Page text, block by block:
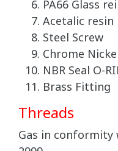
PA66 Glass
Acetalic resin
Steel Screw
Chrome
NBR Seal O-
Brass Fitting
Threads
Gas in conformity